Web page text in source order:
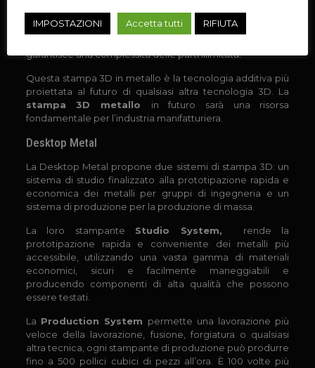
garantisce una complessità delle parti illimitata.
Questa stampa 3D in metallo è la tecnologia additiva più
proiettata al futuro di qualsiasi altra tecnologia 3D. La
stampa 3D metallo in futuro sarà una risorsa
fondamentale per l’industria manifatturiera.
Desktop Metal
La Desktop Metal propone due sistemi di stampa 3D: un
sistema di studio finalizzato alla prototipazione rapida e
economica dei metalli per gruppi di ingegneria e un
sistema di produzione per la produzione di massa.
La loro stampante Studio System,
rende la
prototipazione rapida e conveniente dei metalli più
accessibile, utilizzando una vasta gamma di materiali
economici, sicuri e facilmente maneggiabili e
producendo componenti di alta qualità che possono
essere testati.
La Production System permette una lavorazione più
veloce della lavorazione, fusione, forgiatura o qualsiasi
altra tecnica, ogni stampante di produzione può produrre
fino a 500 pollici cubici di pezzi all’ora. È 100 volte più
IMPOSTAZIONI Accetta tutti RIFIUTA